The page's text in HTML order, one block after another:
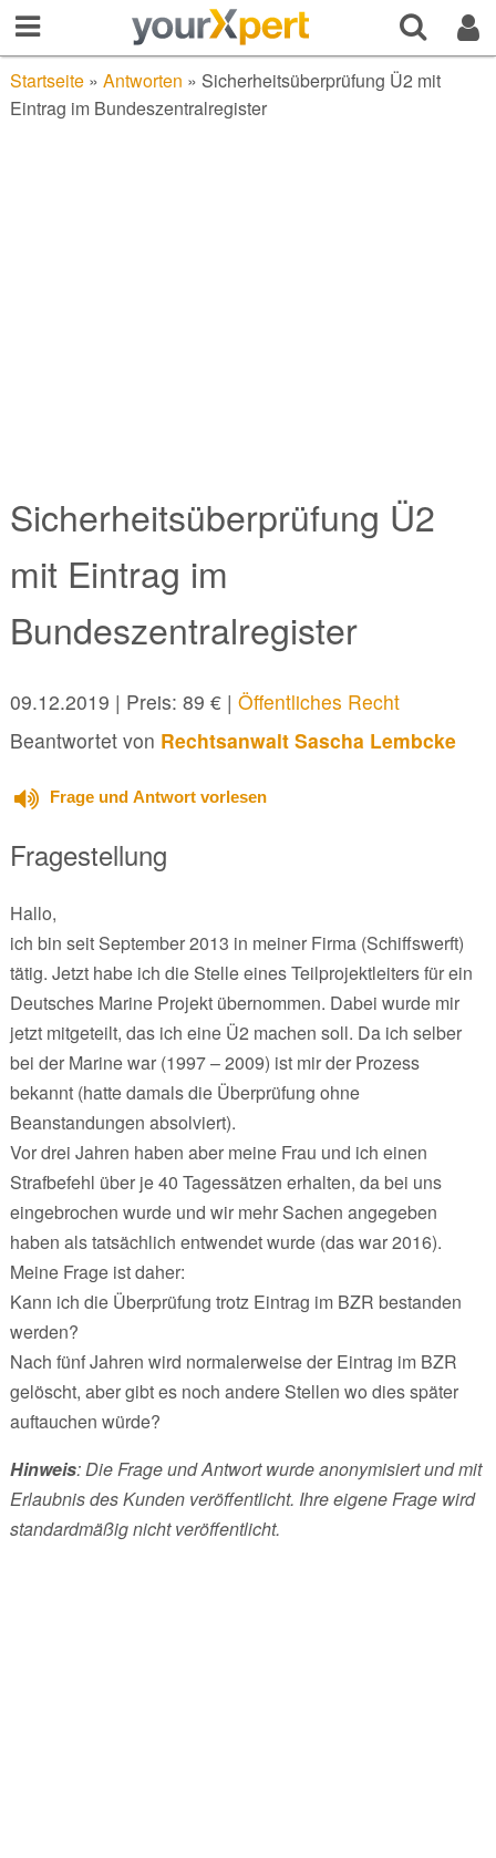
Startseite» Antworten » Sicherheitsüberprüfung Ü2 mit
Eintrag im Bundeszentralregister
Sicherheitsüberprüfung Ü2
mit Eintrag im
Bundeszentralregister
09.12.2019 | Preis: 89 € | Öffentliches Recht
Beantwortet von Rechtsanwalt Sascha Lembcke
Frage und Antwort vorlesen
Fragestellung
Hallo,
ich bin seit September 2013 in meiner Firma (Schiffswerft)
tätig. Jetzt habe ich die Stelle eines Teilprojektleiters für ein
Deutsches Marine Projekt übernommen. Dabei wurde mir
jetzt mitgeteilt, das ich eine Ü2 machen soll. Da ich selber
bei der Marine war (1997 – 2009) ist mir der Prozess
bekannt (hatte damals die Überprüfung ohne
Beanstandungen absolviert).
Vor drei Jahren haben aber meine Frau und ich einen
Strafbefehl über je 40 Tagessätzen erhalten, da bei uns
eingebrochen wurde und wir mehr Sachen angegeben
haben als tatsächlich entwendet wurde (das war 2016).
Meine Frage ist daher:
Kann ich die Überprüfung trotz Eintrag im BZR bestanden
werden?
Nach fünf Jahren wird normalerweise der Eintrag im BZR
gelöscht, aber gibt es noch andere Stellen wo dies später
auftauchen würde?
Hinweis: Die Frage und Antwort wurde anonymisiert und mit
Erlaubnis des Kunden veröffentlicht. Ihre eigene Frage wird
standardmäßig nicht veröffentlicht.